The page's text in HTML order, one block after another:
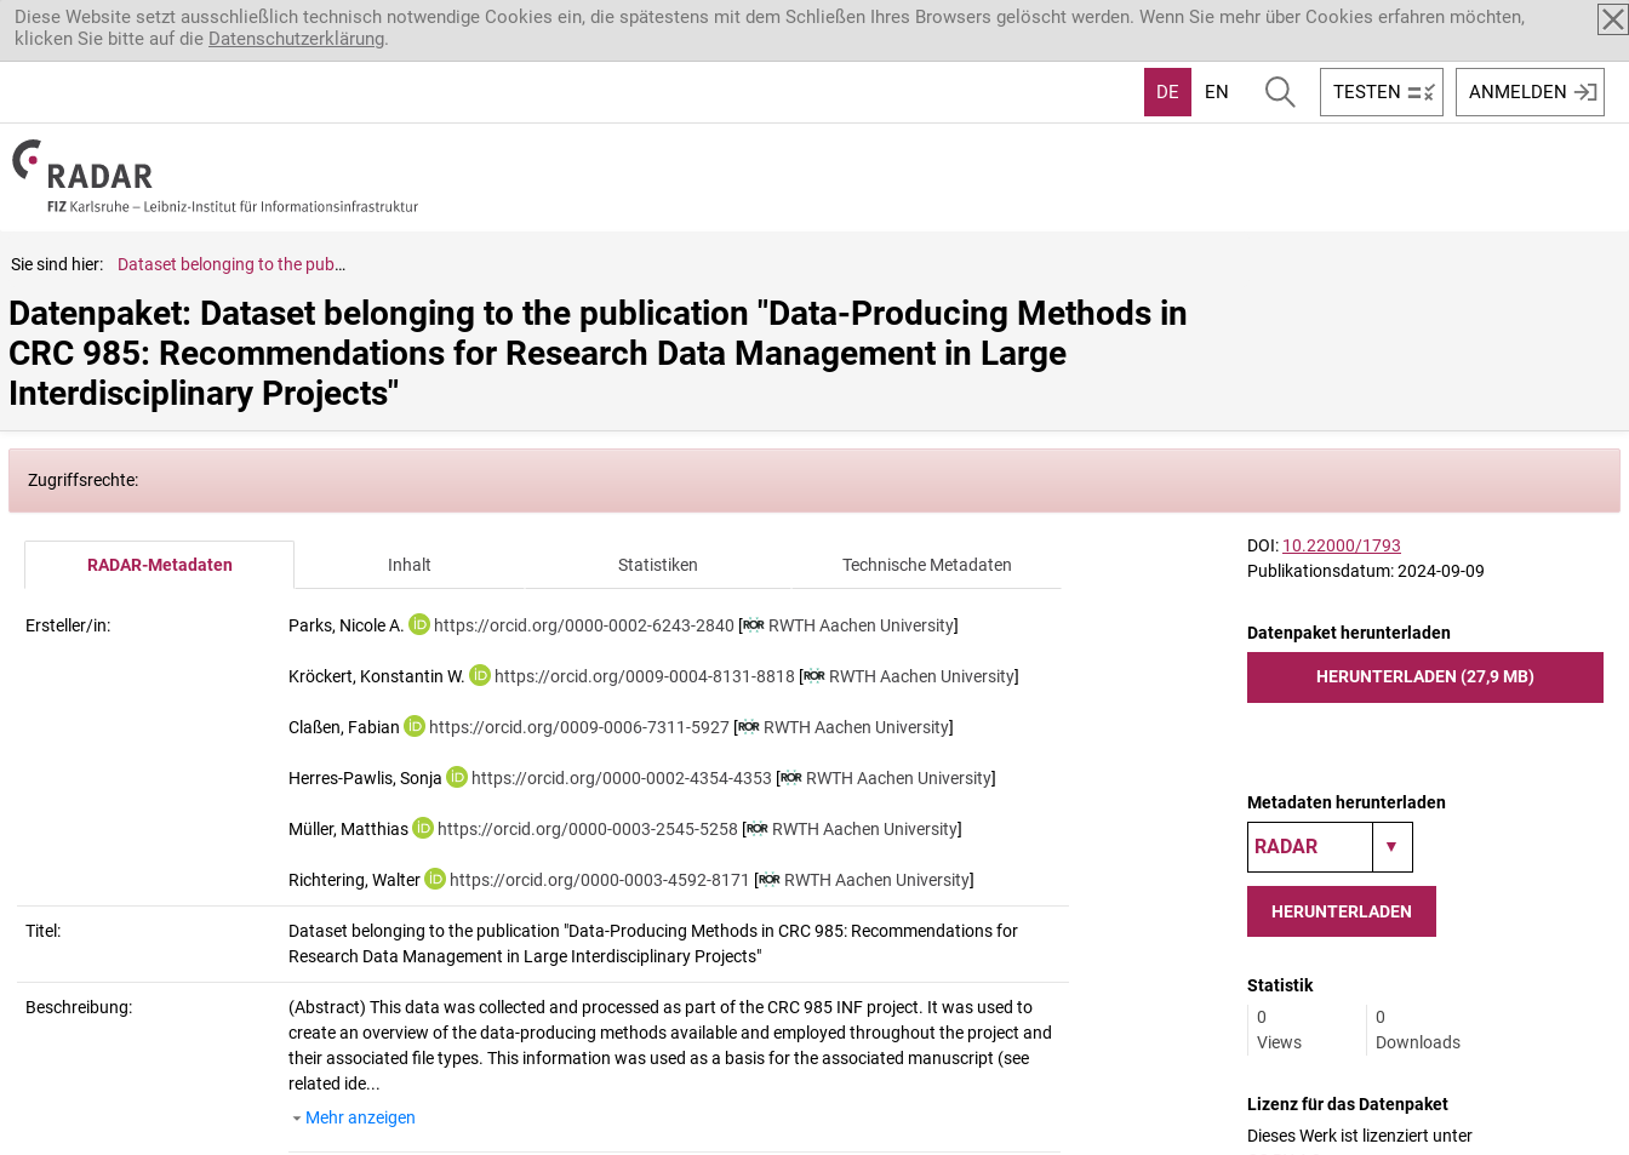
Direkt zum Inhalt
Diese Website setzt ausschließlich technisch notwendige Cookies ein, die spätestens mit dem Schließen Ihres Browsers gelöscht werden. Wenn Sie mehr über Cookies erfahren möchten,
klicken Sie bitte auf die Datenschutzerklärung.
DE EN TESTEN ANMELDEN
Sie sind hier: Dataset belonging to the publication "Data-Producing Methods in CRC 985: Recommendations for Research Data Management in Large Interdisciplinary Projects"
Datenpaket: Dataset belonging to the publication "Data-Producing Methods in
CRC 985: Recommendations for Research Data Management in Large
Interdisciplinary Projects"
Zugriffsrechte:
RADAR-Metadaten Inhalt Statistiken Technische Metadaten
Ersteller/in: Parks, Nicole A. https://orcid.org/0000-0002-6243-2840 [ RWTH Aachen University]
Kröckert, Konstantin W. https://orcid.org/0009-0004-8131-8818 [ RWTH Aachen University]
Claßen, Fabian https://orcid.org/0009-0006-7311-5927 [ RWTH Aachen University]
Herres-Pawlis, Sonja https://orcid.org/0000-0002-4354-4353 [ RWTH Aachen University]
Müller, Matthias https://orcid.org/0000-0003-2545-5258 [ RWTH Aachen University]
Richtering, Walter https://orcid.org/0000-0003-4592-8171 [ RWTH Aachen University]
Titel:
Dataset belonging to the publication "Data-Producing Methods in CRC 985: Recommendations for
Research Data Management in Large Interdisciplinary Projects"
Beschreibung: (Abstract) This data was collected and processed as part of the CRC 985 INF project. It was used to
create an overview of the data-producing methods available and employed throughout the project and
their associated file types. This information was used as a basis for the associated manuscript (see
related ide...
Mehr anzeigen
DOI: 10.22000/1793
Publikationsdatum: 2024-09-09
Datenpaket herunterladen
HERUNTERLADEN (27,9 MB)
Metadaten herunterladen
HERUNTERLADEN
Statistik
0
Views
0
Downloads
Lizenz für das Datenpaket
Dieses Werk ist lizenziert unter